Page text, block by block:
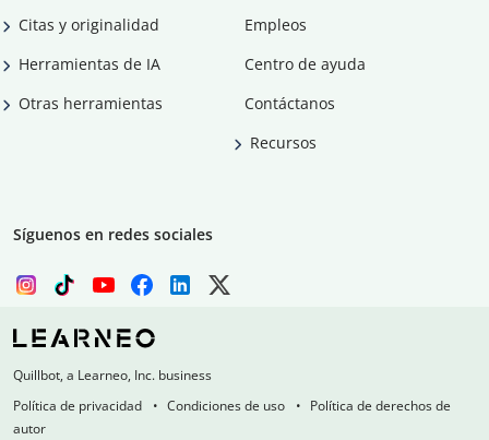
Citas y originalidad
Herramientas de IA
Otras herramientas
Empleos
Centro de ayuda
Contáctanos
Recursos
Síguenos en redes sociales
Quillbot, a Learneo, Inc. business
Política de privacidad
Condiciones de uso
Política de derechos de
autor